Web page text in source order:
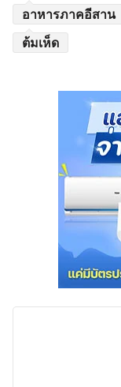
อาหารภาคอีสาน
ต้มเห็ด